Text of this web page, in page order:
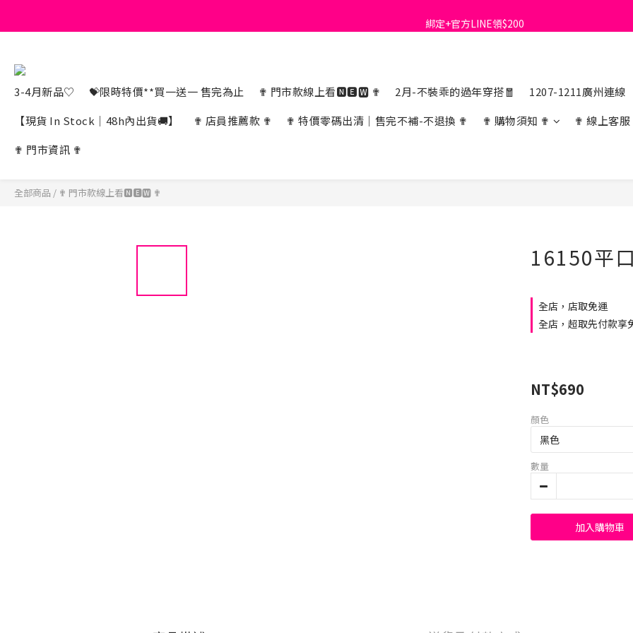
首購免運費🚚
綁定+官方LINE領$200
3-4月新品♡ 💝限時特價**買一送一 售完為止 ✟ 門市款線上看🅽🅴🆆 ✟ 2月-不裝乖的過年穿搭🧧
1207-1211廣州連線
【現貨 In Stock｜48h內出貨🚚】
✟ 店員推薦款 ✟ ✟ 特價零碼出清｜售完不補-不退換 ✟ ✟ 購物須知 ✟
✟ 線上客
✟ 門市資訊 ✟
全部商品 / ✟ 門市款線上看🅽🅴🆆 ✟
16150平
全店，店取免運
全店，超取先付款享
NT$690
顏色
數量
加入購物車